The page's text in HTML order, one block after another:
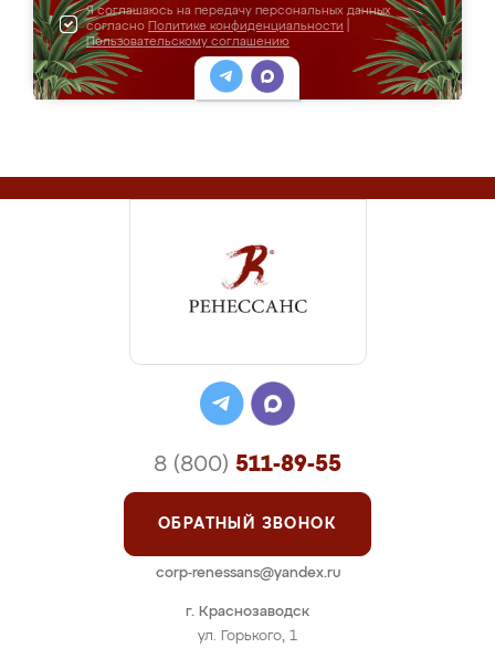
Я соглашаюсь на передачу персональных данных
согласно Политике конфиденциальности
Пользовательскому соглашению
г. Краснозаводск
ул. Горького, 1
8 (800) 511-89-55
ОБРАТНЫЙ ЗВОНОК
corp-renessans@yandex.ru